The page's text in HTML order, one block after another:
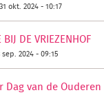
okt. 2024 - 10:17
BIJ DE VRIEZENHOF
2024 - 09:15
Dag van de Ouderen